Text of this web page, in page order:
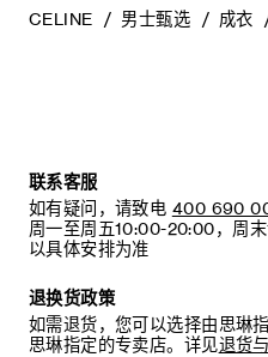
CELINE 男士甄选 成衣
联系客服
如有疑问，请致电 400 690
周一至周五10:00-20:00，周
以具体安排为准
退换货政策
如需退货，您可以选择由思琳
思琳指定的专卖店。详见退货